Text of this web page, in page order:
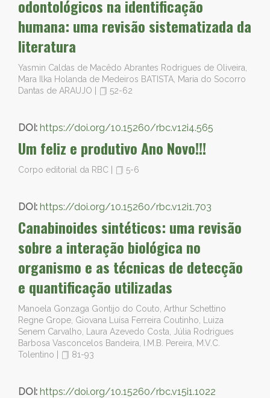
odontológicos na identificação
humana: uma revisão sistematizada da
literatura
Yasmin Caldas de Macêdo Abrantes Rodrigues de Oliveira,
Mara Ilka Holanda de Medeiros BATISTA, Maria do Socorro
Dantas de ARAUJO
52-62
DOI: https://doi.org/10.15260/rbc.v12i4.565
Um feliz e produtivo Ano Novo!!!
Corpo editorial da RBC 5-6
DOI: https://doi.org/10.15260/rbc.v12i1.703
Canabinoides sintéticos: uma revisão
sobre a interação biológica no
organismo e as técnicas de detecção
e quantificação utilizadas
Manoela Gonzaga Gontijo do Couto, Arthur Schettino
Regne Grope, Giovana Luísa Ferreira Coutinho, Luiza
Senem Carvalho, Laura Azevedo Costa, Júlia Rodrigues
Barbosa Vasconcelos Bandeira, I.M.B. Pereira, M.V.C.
Tolentino
81-93
DOI: https://doi.org/10.15260/rbc.v15i1.1022